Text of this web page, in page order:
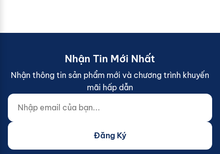
Nhận Tin Mới Nhất
Nhận thông tin sản phẩm mới và chương trình khuyến
mãi hấp dẫn
Nhập email của bạn...
Website (do not fill)
Đăng Ký